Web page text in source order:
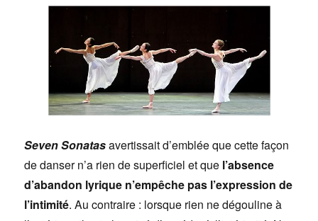
Seven Sonatasavertissait d’emblée que cette façon
de danser n’a rien de superficiel et que l’absence
d’abandon lyrique n’empêche pas l’expression de
l’intimité. Au contraire : lorsque rien ne dégouline à